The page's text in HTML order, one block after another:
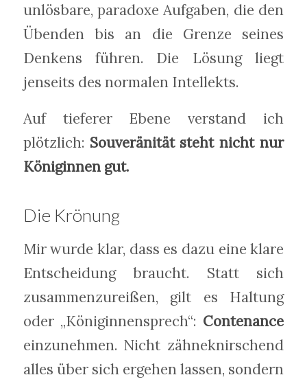
unlösbare, paradoxe Aufgaben, die den
Übenden bis an die Grenze seines
Denkens führen. Die Lösung liegt
jenseits des normalen Intellekts.
Auf tieferer Ebene verstand ich
plötzlich: Souveränität steht nicht nur
Königinnen gut.
Die Krönung
Mir wurde klar, dass es dazu eine klare
Entscheidung braucht. Statt sich
zusammenzureißen, gilt es Haltung
oder „Königinnensprech“: Contenance
einzunehmen. Nicht zähneknirschend
alles über sich ergehen lassen, sondern